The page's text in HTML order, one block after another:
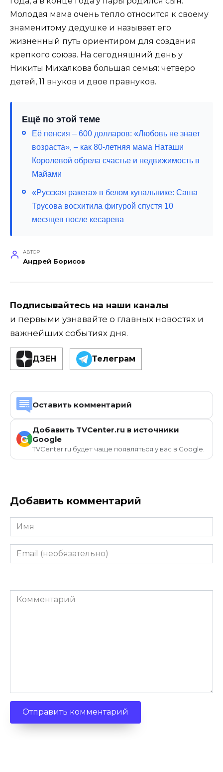
Молодая мама очень тепло относится к своему
знаменитому дедушке и называет его
жизненный путь ориентиром для создания
крепкого союза. На сегодняшний день у
Никиты Михалкова большая семья: четверо
детей, 11 внуков и двое правнуков.
Ещё по этой теме
Её пенсия – 600 долларов: «Любовь не знает
возраста», – как 80-летняя мама Наташи
Королевой обрела счастье и недвижимость в
Майами
«Русская ракета» в белом купальнике: Саша
Трусова восхитила фигурой спустя 10
месяцев после кесарева
АВТОР
Андрей Борисов
Подписывайтесь на наши каналы
и первыми узнавайте о главных новостях и
важнейших событиях дня.
ДЗЕН Телеграм
Оставить комментарий
G
Добавить TVCenter.ru в источники
Google
TVCenter.ru будет чаще появляться у вас в Google.
Добавить комментарий
Имя
Email
(необязательно)
Комментарий